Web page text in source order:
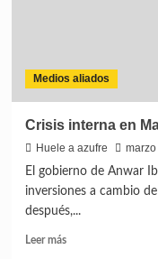
Medios aliados
Crisis interna en
Huele a azufre
El gobierno de Anwar
inversiones a cambio
después,...
Leer más